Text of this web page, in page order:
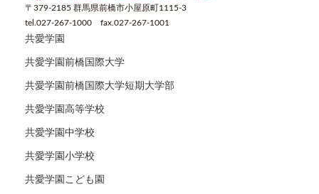
〒379-2185 群馬県前橋市小屋原町1115-3
tel.027-267-1000 fax.027-267-1001
共愛学園
共愛学園前橋国際大学
共愛学園前橋国際大学短期大学部
共愛学園高等学校
共愛学園中学校
共愛学園小学校
共愛学園こども園